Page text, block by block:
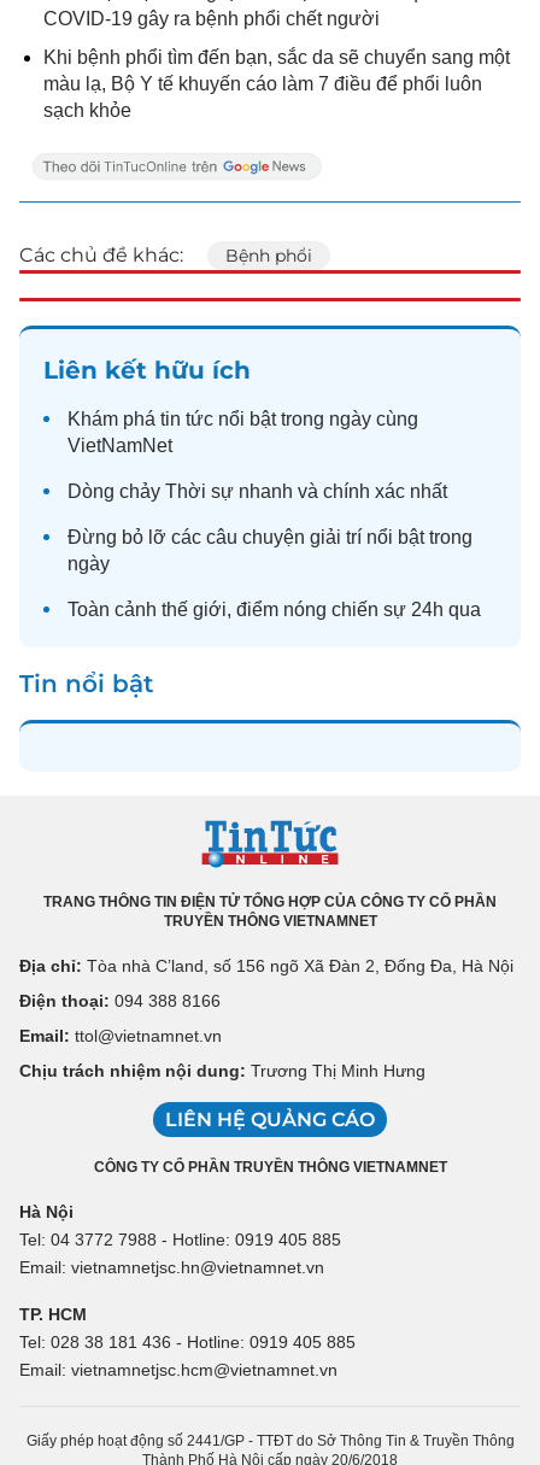
COVID-19 gây ra bệnh phổi chết người
Khi bệnh phổi tìm đến bạn, sắc da sẽ chuyển sang một
màu lạ, Bộ Y tế khuyến cáo làm 7 điều để phổi luôn
sạch khỏe
Các chủ đề khác: Bệnh phổi
Liên kết hữu ích
Khám phá tin tức nổi bật trong ngày cùng
VietNamNet
Dòng chảy Thời sự nhanh và chính xác nhất
Đừng bỏ lỡ các câu chuyện giải trí nổi bật trong
ngày
Toàn cảnh thế giới, điểm nóng chiến sự 24h qua
Tin nổi bật
TRANG THÔNG TIN ĐIỆN TỬ TỔNG HỢP CỦA CÔNG TY CỔ PHẦN
TRUYỀN THÔNG VIETNAMNET
Địa chỉ: Tòa nhà C’land, số 156 ngõ Xã Đàn 2, Đống Đa, Hà Nội
Điện thoại: 094 388 8166
Email: ttol@vietnamnet.vn
Chịu trách nhiệm nội dung: Trương Thị Minh Hưng
LIÊN HỆ QUẢNG CÁO
CÔNG TY CỔ PHẦN TRUYỀN THÔNG VIETNAMNET
Hà Nội
Tel: 04 3772 7988 - Hotline: 0919 405 885
Email: vietnamnetjsc.hn@vietnamnet.vn
TP. HCM
Tel: 028 38 181 436 - Hotline: 0919 405 885
Email: vietnamnetjsc.hcm@vietnamnet.vn
Giấy phép hoạt động số 2441/GP - TTĐT do Sở Thông Tin & Truyền Thông
Thành Phố Hà Nội cấp ngày 20/6/2018